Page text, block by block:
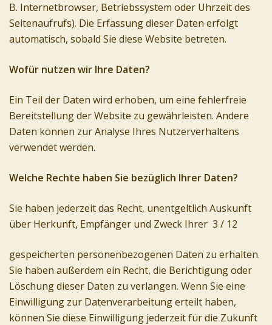
B. Internetbrowser, Betriebssystem oder Uhrzeit des
Seitenaufrufs). Die Erfassung dieser Daten erfolgt
automatisch, sobald Sie diese Website betreten.
Wofür nutzen wir Ihre Daten?
Ein Teil der Daten wird erhoben, um eine fehlerfreie
Bereitstellung der Website zu gewährleisten. Andere
Daten können zur Analyse Ihres Nutzerverhaltens
verwendet werden.
Welche Rechte haben Sie bezüglich Ihrer Daten?
Sie haben jederzeit das Recht, unentgeltlich Auskunft
über Herkunft, Empfänger und Zweck Ihrer 3 / 12
gespeicherten personenbezogenen Daten zu erhalten.
Sie haben außerdem ein Recht, die Berichtigung oder
Löschung dieser Daten zu verlangen. Wenn Sie eine
Einwilligung zur Datenverarbeitung erteilt haben,
können Sie diese Einwilligung jederzeit für die Zukunft